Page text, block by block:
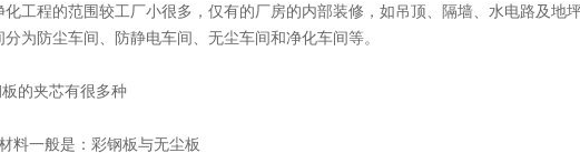
化工程的范围较工厂小很多，仅有的厂房的内部装修，如吊顶、隔墙、水电路及地
为防尘车间、防静电车间、无尘车间和净化车间等。
的夹芯有很多种
料一般是：彩钢板与无尘板